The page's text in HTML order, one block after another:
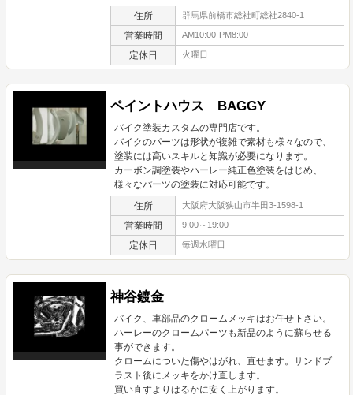
住所 群馬県前橋市総社町総社2840-1
営業時間 AM10:00-PM8:00
定休日 火曜日
ペイントハウス BAGGY
バイク塗装カスタムの専門店です。
バイクのパーツは形状が複雑で素材も様々なので、
塗装には高いスキルと知識が必要になります。
カーボン調塗装やハーレー純正色塗装をはじめ、
様々なパーツの塗装に対応可能です。
住所 大阪府大阪狭山市半田3-1598-1
営業時間 9:00～19:00
定休日 毎週水曜日
神谷鍍金
バイク、車部品のクロームメッキはお任せ下さい。
ハーレーのクロームパーツも新品のように蘇らせる
事ができます。
クロームについた傷やはがれ、直せます。サンドブ
ラスト後にメッキをかけ直します。
買い直すよりはるかに安く上がります。